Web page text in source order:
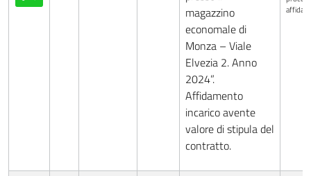
magazzino
economale di
Monza – Viale
Elvezia 2. Anno
2024”.
Affidamento
incarico avente
valore di stipula del
contratto.